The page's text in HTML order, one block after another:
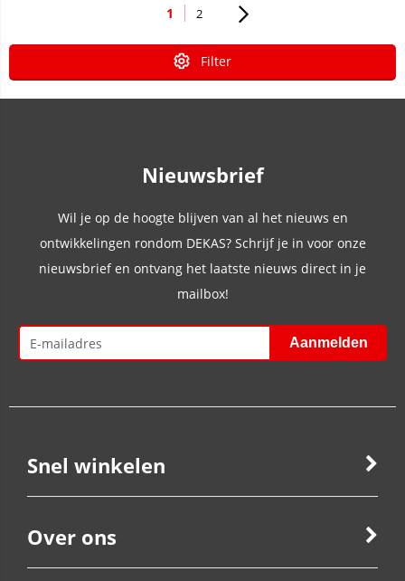
1 2
Filter
Nieuwsbrief
Wil je op de hoogte blijven van al het nieuws en
ontwikkelingen rondom DEKAS? Schrijf je in voor onze
nieuwsbrief en ontvang het laatste nieuws direct in je
mailbox!
Snel winkelen
Over ons